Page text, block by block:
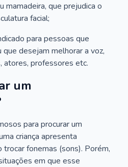
mamadeira, que prejudica o
facial;
para pessoas que
desejam melhorar a voz,
atores, professores etc.
um
para procurar um
criança apresenta
trocar fonemas (sons). Porém,
em que esse